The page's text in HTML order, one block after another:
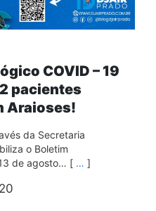
COVID – 19
pacientes
Araioses!
da Secretaria
o Boletim
de agosto… [ … ]